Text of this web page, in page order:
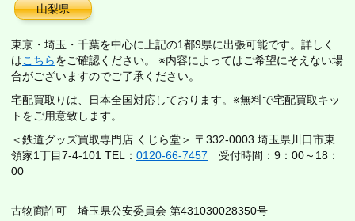
山梨県
東京・埼玉・千葉を中心に上記の1都9県に出張可能です。詳しく
はこちらをご確認ください。 ※内容によってはご希望にそえない場
合がございますのでご了承ください。
宅配買取りは、日本全国対応しております。※無料で宅配買取キッ
トをご用意致します。
＜鉄道グッズ買取専門店 くじら堂＞ 〒332-0003 埼玉県川口市東
領家1丁目7-4-101 TEL： 0120-66-7457 受付時間：9：00～18：
00
古物商許可 埼玉県公安委員会 第431030028350号